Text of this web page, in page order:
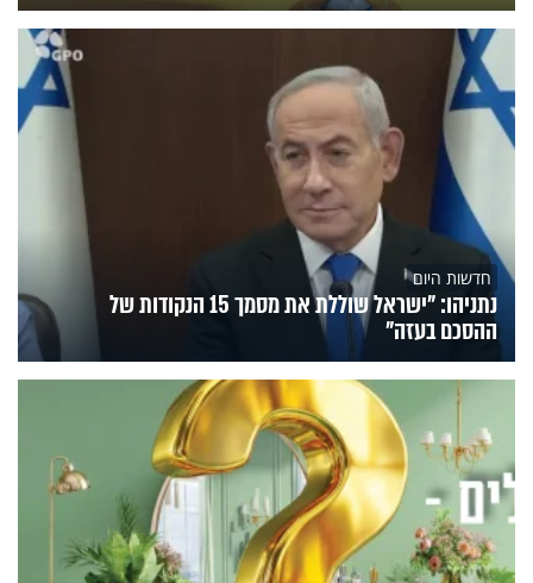
חדשות היום
נתניהו: "ישראל שוללת את מסמך 15 הנקודות של
ההסכם בעזה"